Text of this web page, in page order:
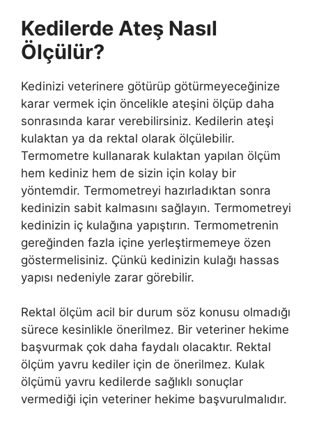
Kedilerde Ateş Nasıl
Ölçülür?
Kedinizi veterinere götürüp götürmeyeceğinize
karar vermek için öncelikle ateşini ölçüp daha
sonrasında karar verebilirsiniz. Kedilerin ateşi
kulaktan ya da rektal olarak ölçülebilir.
Termometre kullanarak kulaktan yapılan ölçüm
hem kediniz hem de sizin için kolay bir
yöntemdir. Termometreyi hazırladıktan sonra
kedinizin sabit kalmasını sağlayın. Termometreyi
kedinizin iç kulağına yapıştırın. Termometrenin
gereğinden fazla içine yerleştirmemeye özen
göstermelisiniz. Çünkü kedinizin kulağı hassas
yapısı nedeniyle zarar görebilir.
Rektal ölçüm acil bir durum söz konusu olmadığı
sürece kesinlikle önerilmez. Bir veteriner hekime
başvurmak çok daha faydalı olacaktır. Rektal
ölçüm yavru kediler için de önerilmez. Kulak
ölçümü yavru kedilerde sağlıklı sonuçlar
vermediği için veteriner hekime başvurulmalıdır.